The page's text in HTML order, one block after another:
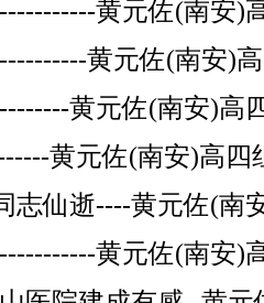
黄元佐(南安)
黄元佐(南安)
黄元佐(南安)高
黄元佐(南安)高
志仙逝----黄元佐(南
黄元佐(南安)